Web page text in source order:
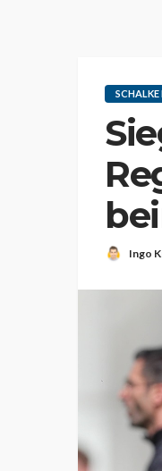
SCHALKE
Ingo